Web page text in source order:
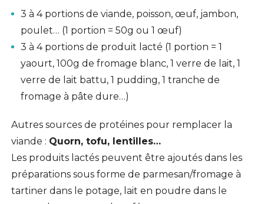
3 à 4 portions de viande, poisson, œuf, jambon,
poulet… (1 portion = 50g ou 1 œuf)
3 à 4 portions de produit lacté (1 portion = 1
yaourt, 100g de fromage blanc, 1 verre de lait, 1
verre de lait battu, 1 pudding, 1 tranche de
fromage à pâte dure…)
Autres sources de protéines pour remplacer la
viande : Quorn, tofu, lentilles…
Les produits lactés peuvent être ajoutés dans les
préparations sous forme de parmesan/fromage à
tartiner dans le potage, lait en poudre dans le